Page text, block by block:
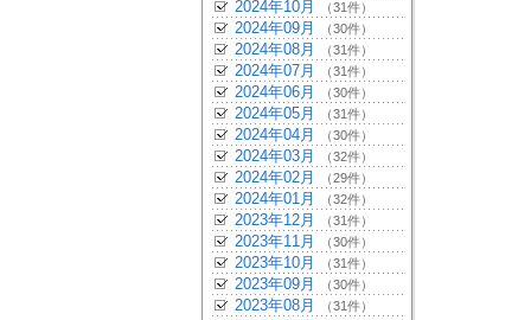
2024年10月 （31件）
2024年09月 （30件）
2024年08月 （31件）
2024年07月 （31件）
2024年06月 （30件）
2024年05月 （31件）
2024年04月 （30件）
2024年03月 （32件）
2024年02月 （29件）
2024年01月 （32件）
2023年12月 （31件）
2023年11月 （30件）
2023年10月 （31件）
2023年09月 （30件）
2023年08月 （31件）